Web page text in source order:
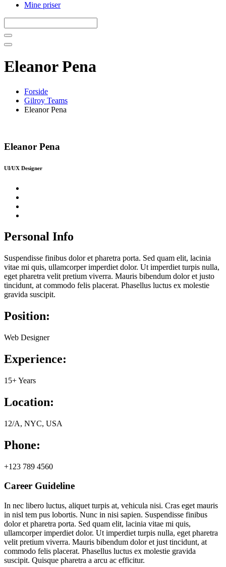
Mine priser
Eleanor Pena
Forside
Gilroy Teams
Eleanor Pena
Eleanor Pena
UI/UX Designer
Personal Info
Suspendisse finibus dolor et pharetra porta. Sed quam elit, lacinia
vitae mi quis, ullamcorper imperdiet dolor. Ut imperdiet turpis nulla,
eget pharetra velit pretium viverra. Mauris bibendum dolor et justo
tincidunt, at commodo felis placerat. Phasellus luctus ex molestie
gravida suscipit.
Position:
Web Designer
Experience:
15+ Years
Location:
12/A, NYC, USA
Phone:
+123 789 4560
Career Guideline
In nec libero luctus, aliquet turpis at, vehicula nisi. Cras eget mauris
in nisl tem pus lobortis. Nunc in nisi sapien. Suspendisse finibus
dolor et pharetra porta. Sed quam elit, lacinia vitae mi quis,
ullamcorper imperdiet dolor. Ut imperdiet turpis nulla, eget pharetra
velit pretium viverra. Mauris bibendum dolor et just tincidunt, at
commodo felis placerat. Phasellus luctus ex molestie gravida
suscipit. Quisque pharetra a arcu ac efficitur.